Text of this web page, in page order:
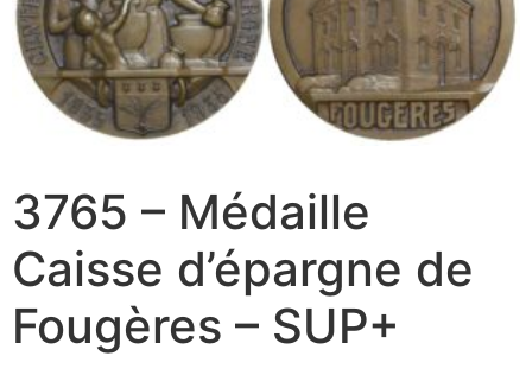
3765 – Médaille
Caisse d’épargne de
Fougères – SUP+